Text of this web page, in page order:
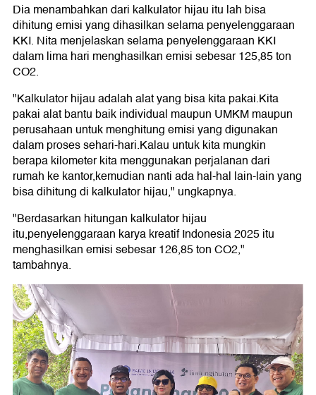
Dia menambahkan dari kalkulator hijau itu lah bisa
dihitung emisi yang dihasilkan selama penyelenggaraan
KKI. Nita menjelaskan selama penyelenggaraan KKI
dalam lima hari menghasilkan emisi sebesar 125,85 ton
CO2.
"Kalkulator hijau adalah alat yang bisa kita pakai.Kita
pakai alat bantu baik individual maupun UMKM maupun
perusahaan untuk menghitung emisi yang digunakan
dalam proses sehari-hari.Kalau untuk kita mungkin
berapa kilometer kita menggunakan perjalanan dari
rumah ke kantor,kemudian nanti ada hal-hal lain-lain yang
bisa dihitung di kalkulator hijau," ungkapnya.
"Berdasarkan hitungan kalkulator hijau
itu,penyelenggaraan karya kreatif Indonesia 2025 itu
menghasilkan emisi sebesar 126,85 ton CO2,"
tambahnya.